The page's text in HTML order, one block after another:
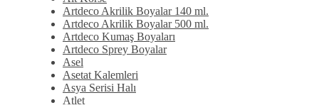
Artdeco Akrilik Boyalar 140 ml.
Artdeco Akrilik Boyalar 500 ml.
Artdeco Kumaş Boyaları
Artdeco Sprey Boyalar
Asel
Asetat Kalemleri
Asya Serisi Halı
Atlet